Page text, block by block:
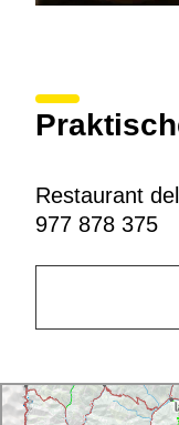
Restaurant
977 878 375